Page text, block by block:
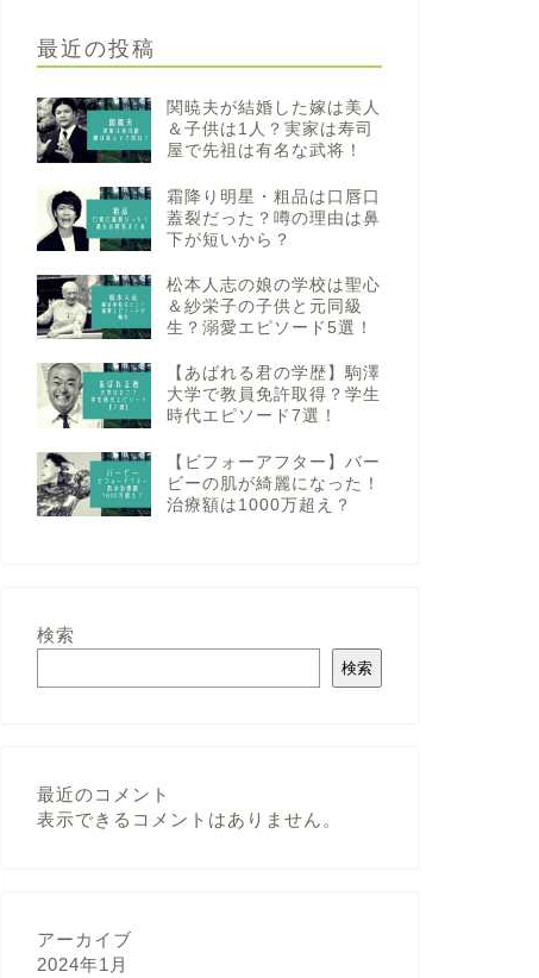
最近の投稿
関暁夫が結婚した嫁は美人
＆子供は1人？実家は寿司
屋で先祖は有名な武将！
霜降り明星・粗品は口唇口
蓋裂だった？噂の理由は鼻
下が短いから？
松本人志の娘の学校は聖心
＆紗栄子の子供と元同級
生？溺愛エピソード5選！
【あばれる君の学歴】駒澤
大学で教員免許取得？学生
時代エピソード7選！
【ビフォーアフター】バー
ビーの肌が綺麗になった！
治療額は1000万超え？
検索
検索
最近のコメント
表示できるコメントはありません。
アーカイブ
2024年1月